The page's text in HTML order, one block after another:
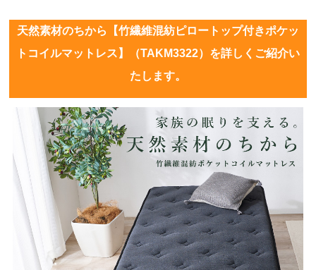
天然素材のちから【竹繊維混紡ピロートップ付きポケッ
トコイルマットレス】（TAKM3322）を詳しくご紹介い
たします。